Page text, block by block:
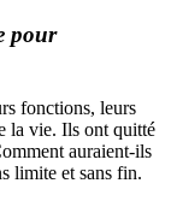
pour
fonctions, leurs
la vie. Ils ont quitté
auraient-ils
limite et sans fin.